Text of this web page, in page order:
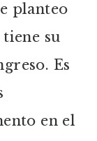
planteo
su
Es
en el